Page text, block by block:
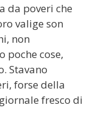
da poveri che
valige son
non
cose,
Stavano
forse della
fresco di